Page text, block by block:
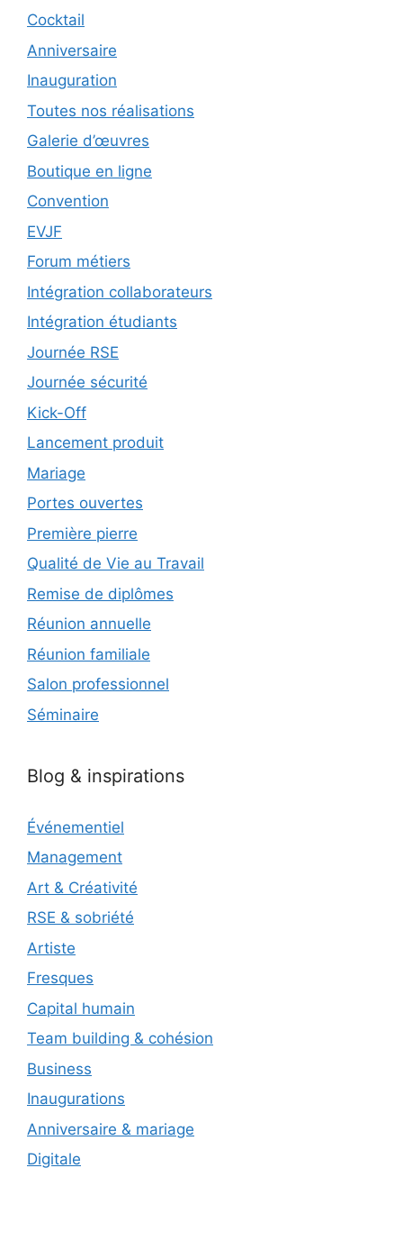
Cocktail
Anniversaire
Inauguration
Toutes nos réalisations
Galerie d’œuvres
Boutique en ligne
Convention
EVJF
Forum métiers
Intégration collaborateurs
Intégration étudiants
Journée RSE
Journée sécurité
Kick-Off
Lancement produit
Mariage
Portes ouvertes
Première pierre
Qualité de Vie au Travail
Remise de diplômes
Réunion annuelle
Réunion familiale
Salon professionnel
Séminaire
Blog & inspirations
Événementiel
Management
Art & Créativité
RSE & sobriété
Artiste
Fresques
Capital humain
Team building & cohésion
Business
Inaugurations
Anniversaire & mariage
Digitale